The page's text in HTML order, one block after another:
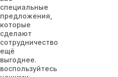
специальные
предложения,
которые
сделают
сотрудничество
ещё
выгоднее.
воспользуйтесь